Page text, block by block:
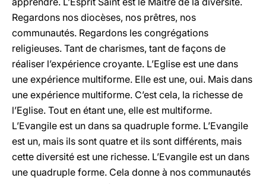
Regardons nos diocèses, nos prêtres, nos
communautés. Regardons les congrégations
religieuses. Tant de charismes, tant de façons de
réaliser l’expérience croyante. L’Eglise est une dans
une expérience multiforme. Elle est une, oui. Mais dans
une expérience multiforme. C’est cela, la richesse de
l’Eglise. Tout en étant une, elle est multiforme.
L’Evangile est un dans sa quadruple forme. L’Evangile
est un, mais ils sont quatre et ils sont différents, mais
cette diversité est une richesse. L’Evangile est un dans
une quadruple forme. Cela donne à nos communautés